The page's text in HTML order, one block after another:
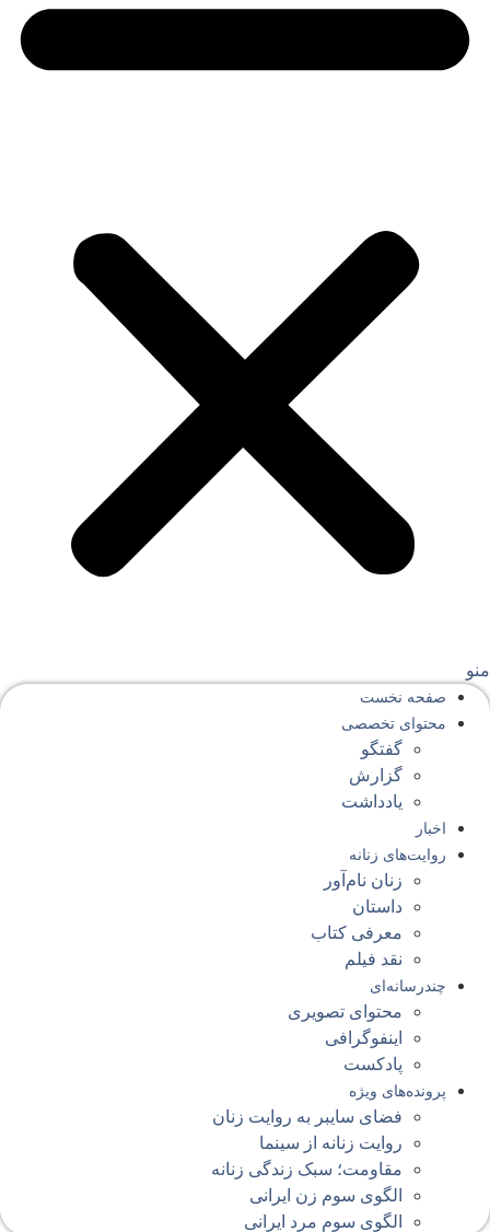
صفحه‌ نخست
محتوای‌ تخصصی
گفتگو
گزارش
یادداشت
اخبار
روایت‌های زنانه
زنان نام‌آور
داستان
معرفی کتاب
نقد فیلم
چندرسانه‌ای
محتوای تصویری
اینفوگرافی
پادکست
پرونده‌های ویژه
فضای سایبر به روایت زنان
روایت زنانه از سینما
مقاومت؛ سبک زندگی زنانه
الگوی سوم زن ایرانی
الگوی سوم مرد ایرانی